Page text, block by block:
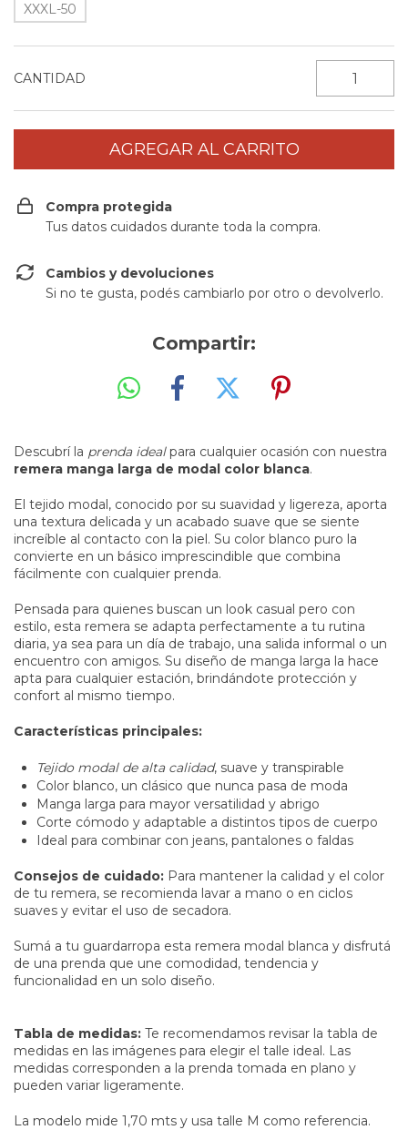
XXXL-50
CANTIDAD
Compra protegida
Tus datos cuidados durante toda la compra.
Cambios y devoluciones
Si no te gusta, podés cambiarlo por otro o devolverlo.
Compartir:
Descubrí la prenda idealpara cualquier ocasión con nuestra
remera manga larga de modal color blanca.
El tejido modal, conocido por su suavidad y ligereza, aporta
una textura delicada y un acabado suave que se siente
increíble al contacto con la piel. Su color blanco puro la
convierte en un básico imprescindible que combina
fácilmente con cualquier prenda.
Pensada para quienes buscan un look casual pero con
estilo, esta remera se adapta perfectamente a tu rutina
diaria, ya sea para un día de trabajo, una salida informal o un
encuentro con amigos. Su diseño de manga larga la hace
apta para cualquier estación, brindándote protección y
confort al mismo tiempo.
Características principales:
Tejido modal de alta calidad, suave y transpirable
Color blanco, un clásico que nunca pasa de moda
Manga larga para mayor versatilidad y abrigo
Corte cómodo y adaptable a distintos tipos de cuerpo
Ideal para combinar con jeans, pantalones o faldas
Consejos de cuidado: Para mantener la calidad y el color
de tu remera, se recomienda lavar a mano o en ciclos
suaves y evitar el uso de secadora.
Sumá a tu guardarropa esta remera modal blanca y disfrutá
de una prenda que une comodidad, tendencia y
funcionalidad en un solo diseño.
Tabla de medidas: Te recomendamos revisar la tabla de
medidas en las imágenes para elegir el talle ideal. Las
medidas corresponden a la prenda tomada en plano y
pueden variar ligeramente.
La modelo mide 1,70 mts y usa talle M como referencia.